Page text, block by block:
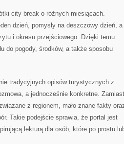
city break o różnych miesiącach.
dzień, pomysły na deszczowy dzień, a
i okresu przejściowego. Dzięki temu
do pogody, środków, a także sposobu
tradycyjnych opisów turystycznych z
a jednocześnie konkretne. Zamiast
z regionem, mało znane fakty
Takie podejście sprawia, że portal jest
lekturą dla osób, które po prostu